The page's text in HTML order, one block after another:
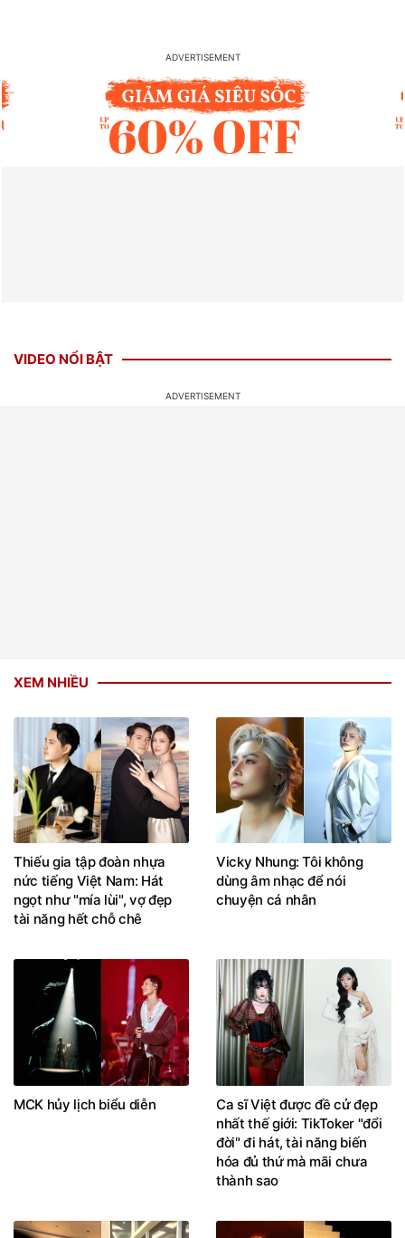
VIDEO NỔI BẬT
XEM NHIỀU
Thiếu gia tập đoàn nhựa
nức tiếng Việt Nam: Hát
ngọt như "mía lùi", vợ đẹp
tài năng hết chỗ chê
Vicky Nhung: Tôi không
dùng âm nhạc để nói
chuyện cá nhân
MCK hủy lịch biểu diễn
Ca sĩ Việt được đề cử đẹp
nhất thế giới: TikToker "đổi
đời" đi hát, tài năng biến
hóa đủ thứ mà mãi chưa
thành sao